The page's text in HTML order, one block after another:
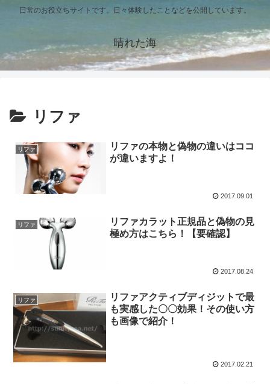
日常のお役立ちサイトです。日々体験したことなどを公開しています。
晴れた海
リファ
リファ
リファの本物と偽物の違いはココ
が違いますよ！
2017.09.01
リファ
リファカラット正規品と偽物の見
極め方はこちら！【要確認】
2017.08.24
リファ
リファアクティブディジットで最
も実感した〇〇効果！その使い方
も画像で紹介！
2017.02.21